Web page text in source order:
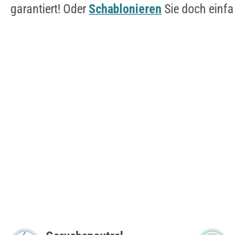
garantiert! OderSchablonieren Sie doch